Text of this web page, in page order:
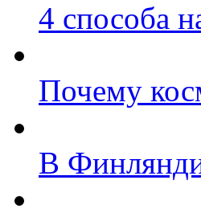
4 способа
Почему
В